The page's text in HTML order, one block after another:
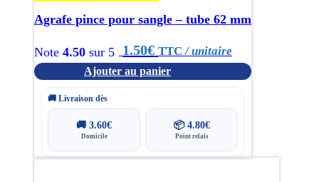
Agrafe pince pour sangle – tube 62 mm
Note 4.50 sur 5 1.50€ TTC / unitaire
Ajouter au panier
🚚 Livraison dès
🚚 3.60€
Domicile
📦 4.80€
Point relais